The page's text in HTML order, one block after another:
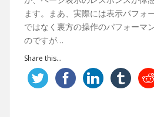
ます。まあ、実際には表示パフォ
ではなく裏方の操作のパフォーマ
のですが…
Share this...